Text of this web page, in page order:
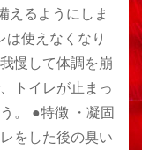
えるようにしま
は使えなくなり
慢して体調を崩
トイレが止まっ
。 ●特徴 ・凝固
をした後の臭い